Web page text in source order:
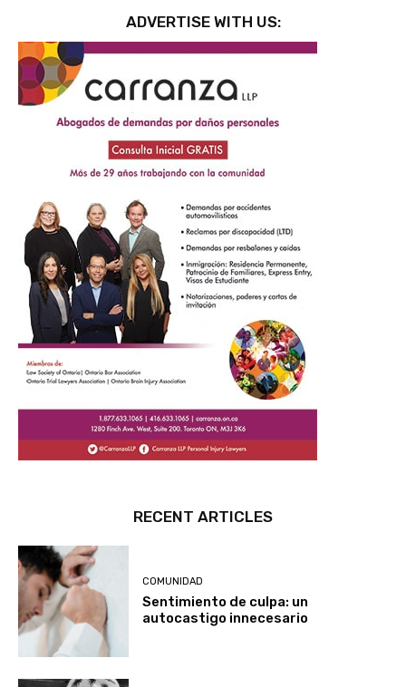
ADVERTISE WITH US:
RECENT ARTICLES
COMUNIDAD
Sentimiento de culpa: un
autocastigo innecesario